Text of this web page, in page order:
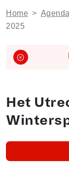
Home > Agenda
2025
Het